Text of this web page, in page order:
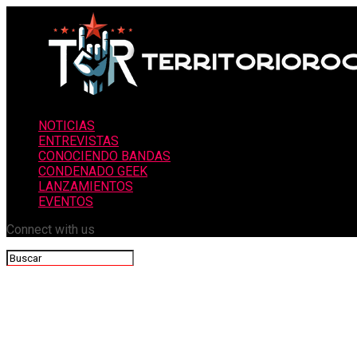
NOTICIAS
ENTREVISTAS
CONOCIENDO BANDAS
CONDENADO GEEK
LANZAMIENTOS
EVENTOS
Connect with us